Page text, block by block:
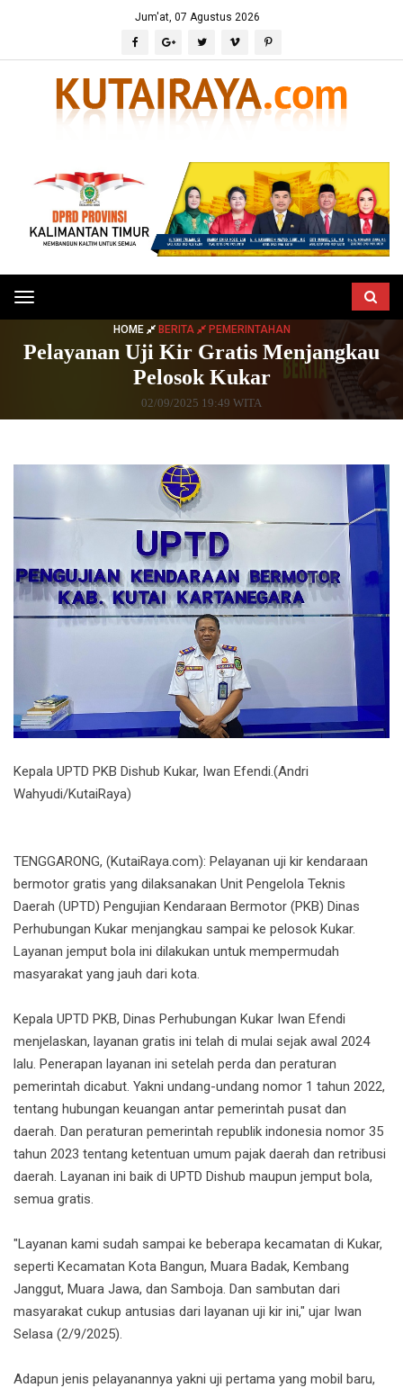
Jum'at, 07 Agustus 2026
Toggle
navigation
HOME BERITA PEMERINTAHAN
Pelayanan Uji Kir Gratis Menjangkau
Pelosok Kukar
02/09/2025 19:49 WITA
Kepala UPTD PKB Dishub Kukar, Iwan Efendi.(Andri
Wahyudi/KutaiRaya)
TENGGARONG, (KutaiRaya.com): Pelayanan uji kir kendaraan
bermotor gratis yang dilaksanakan Unit Pengelola Teknis
Daerah (UPTD) Pengujian Kendaraan Bermotor (PKB) Dinas
Perhubungan Kukar menjangkau sampai ke pelosok Kukar.
Layanan jemput bola ini dilakukan untuk mempermudah
masyarakat yang jauh dari kota.
Kepala UPTD PKB, Dinas Perhubungan Kukar Iwan Efendi
menjelaskan, layanan gratis ini telah di mulai sejak awal 2024
lalu. Penerapan layanan ini setelah perda dan peraturan
pemerintah dicabut. Yakni undang-undang nomor 1 tahun 2022,
tentang hubungan keuangan antar pemerintah pusat dan
daerah. Dan peraturan pemerintah republik indonesia nomor 35
tahun 2023 tentang ketentuan umum pajak daerah dan retribusi
daerah. Layanan ini baik di UPTD Dishub maupun jemput bola,
semua gratis.
"Layanan kami sudah sampai ke beberapa kecamatan di Kukar,
seperti Kecamatan Kota Bangun, Muara Badak, Kembang
Janggut, Muara Jawa, dan Samboja. Dan sambutan dari
masyarakat cukup antusias dari layanan uji kir ini," ujar Iwan
Selasa (2/9/2025).
Adapun jenis pelayanannya yakni uji pertama yang mobil baru,